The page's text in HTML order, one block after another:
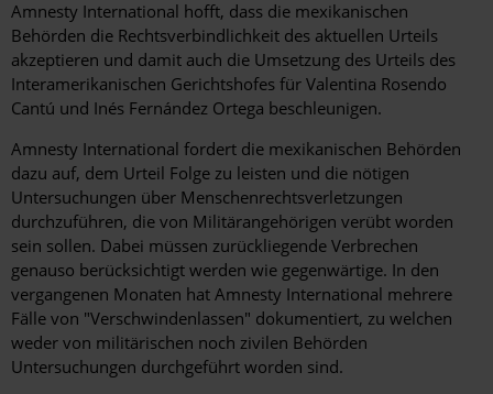
Amnesty International hofft, dass die mexikanischen
Behörden die Rechtsverbindlichkeit des aktuellen Urteils
akzeptieren und damit auch die Umsetzung des Urteils des
Interamerikanischen Gerichtshofes für Valentina Rosendo
Cantú und Inés Fernández Ortega beschleunigen.
Amnesty International fordert die mexikanischen Behörden
dazu auf, dem Urteil Folge zu leisten und die nötigen
Untersuchungen über Menschenrechtsverletzungen
durchzuführen, die von Militärangehörigen verübt worden
sein sollen. Dabei müssen zurückliegende Verbrechen
genauso berücksichtigt werden wie gegenwärtige. In den
vergangenen Monaten hat Amnesty International mehrere
Fälle von "Verschwindenlassen" dokumentiert, zu welchen
weder von militärischen noch zivilen Behörden
Untersuchungen durchgeführt worden sind.